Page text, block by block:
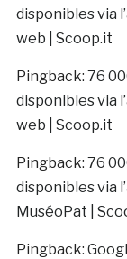
disponibles via
web | Scoop.it
Pingback: 76
disponibles via
web | Scoop.it
Pingback: 76
disponibles via
MuséoPat |
Pingback: